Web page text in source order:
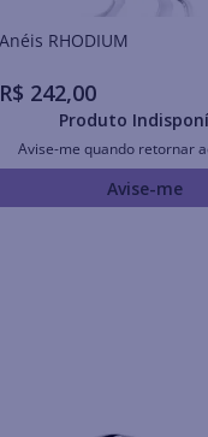
Anéis RHODIUM
R$ 242,00
Produto
Avise-me quando retornar
Avise-me